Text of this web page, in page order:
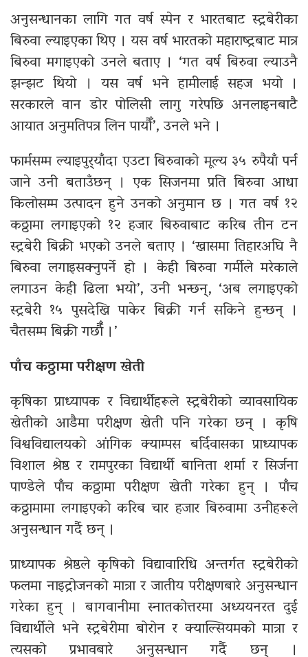
अनुसन्धानका लागि गत वर्ष स्पेन र भारतबाट स्ट्रबेरीका
बिरुवा ल्याइएका थिए । यस वर्ष भारतको महाराष्ट्रबाट मात्र
बिरुवा मगाइएको उनले बताए । ‘गत वर्ष बिरुवा ल्याउनै
झन्झट थियो । यस वर्ष भने हामीलाई सहज भयो ।
सरकारले वान डोर पोलिसी लागु गरेपछि अनलाइनबाटै
आयात अनुमतिपत्र लिन पायौँ’, उनले भने ।
फार्मसम्म ल्याइपुर्‍याँदा एउटा बिरुवाको मूल्य ३५ रुपैयाँ पर्न
जाने उनी बताउँछन् । एक सिजनमा प्रति बिरुवा आधा
किलोसम्म उत्पादन हुने उनको अनुमान छ । गत वर्ष १२
कठ्ठामा लगाइएको १२ हजार बिरुवाबाट करिब तीन टन
स्ट्रबेरी बिक्री भएको उनले बताए । ‘खासमा तिहारअघि नै
बिरुवा लगाइसक्नुपर्ने हो । केही बिरुवा गर्मीले मरेकाले
लगाउन केही ढिला भयो’, उनी भन्छन्, ‘अब लगाइएको
स्ट्रबेरी १५ पुसदेखि पाकेर बिक्री गर्न सकिने हुन्छन् ।
चैतसम्म बिक्री गर्छाैँ ।’
पाँच कठ्ठामा परीक्षण खेती
कृषिका प्राध्यापक र विद्यार्थीहरूले स्ट्रबेरीको व्यावसायिक
खेतीको आडैमा परीक्षण खेती पनि गरेका छन् । कृषि
विश्वविद्यालयको आंगिक क्याम्पस बर्दिवासका प्राध्यापक
विशाल श्रेष्ठ र रामपुरका विद्यार्थी बानिता शर्मा र सिर्जना
पाण्डेले पाँच कठ्ठामा परीक्षण खेती गरेका हुन् । पाँच
कठ्ठामामा लगाइएको करिब चार हजार बिरुवामा उनीहरूले
अनुसन्धान गर्दै छन् ।
प्राध्यापक श्रेष्ठले कृषिको विद्यावारिधि अन्तर्गत स्ट्रबेरीको
फलमा नाइट्रोजनको मात्रा र जातीय परीक्षणबारे अनुसन्धान
गरेका हुन् । बागवानीमा स्नातकोत्तरमा अध्ययनरत दुई
विद्यार्थीले भने स्ट्रबेरीमा बोरोन र क्याल्सियमको मात्रा र
त्यसको प्रभावबारे अनुसन्धान गर्दै छन् ।